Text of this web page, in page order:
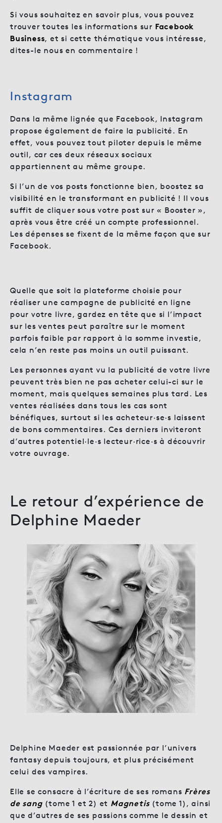
Si vous souhaitez en savoir plus, vous pouvez
trouver toutes les informations sur Facebook
Business, et si cette thématique vous intéresse,
dites-le nous en commentaire !
Instagram
Dans la même lignée que Facebook, Instagram
propose également de faire la publicité. En
effet, vous pouvez tout piloter depuis le même
outil, car ces deux réseaux sociaux
appartiennent au même groupe.
Si l’un de vos posts fonctionne bien, boostez sa
visibilité en le transformant en publicité ! Il vous
suffit de cliquer sous votre post sur « Booster »,
après vous être créé un compte professionnel.
Les dépenses se fixent de la même façon que sur
Facebook.
Quelle que soit la plateforme choisie pour
réaliser une campagne de publicité en ligne
pour votre livre, gardez en tête que si l’impact
sur les ventes peut paraître sur le moment
parfois faible par rapport à la somme investie,
cela n’en reste pas moins un outil puissant.
Les personnes ayant vu la publicité de votre livre
peuvent très bien ne pas acheter celui-ci sur le
moment, mais quelques semaines plus tard. Les
ventes réalisées dans tous les cas sont
bénéfiques, surtout si les acheteur·se·s laissent
de bons commentaires. Ces derniers inviteront
d’autres potentiel·le·s lecteur·rice·s à découvrir
votre ouvrage.
Le retour d’expérience de
Delphine Maeder
Delphine Maeder est passionnée par l’univers
fantasy depuis toujours, et plus précisément
celui des vampires.
Elle se consacre à l’écriture de ses romans Frères
de sang (tome 1 et 2) et Magnetis (tome 1), ainsi
que d’autres de ses passions comme le dessin et